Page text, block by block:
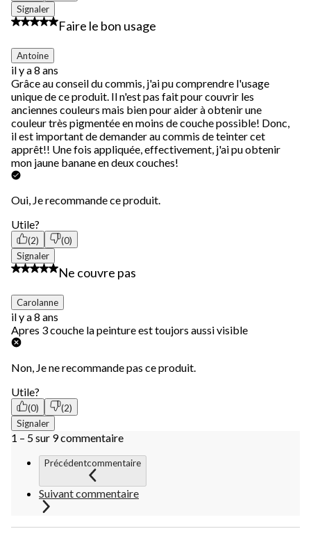
Signaler
5 étoile(s) sur 5.
Faire le bon usage
Antoine
il y a 8 ans
Grâce au conseil du commis, j'ai pu comprendre l'usage
unique de ce produit. Il n'est pas fait pour couvrir les
anciennes couleurs mais bien pour aider à obtenir une
couleur très pigmentée en moins de couche possible! Donc,
il est important de demander au commis de teinter cet
apprêt!! Une fois appliquée, effectivement, j'ai pu obtenir
mon jaune banane en deux couches!
Oui, Je recommande ce produit.
Utile?
(2)
(0)
Signaler
1 étoile(s) sur 5.
Ne couvre pas
Carolanne
il y a 8 ans
Apres 3 couche la peinture est toujors aussi visible
Non, Je ne recommande pas ce produit.
Utile?
(0)
(2)
Signaler
1 – 5 sur 9 commentaire
Précédentcommentaire
Suivant commentaire